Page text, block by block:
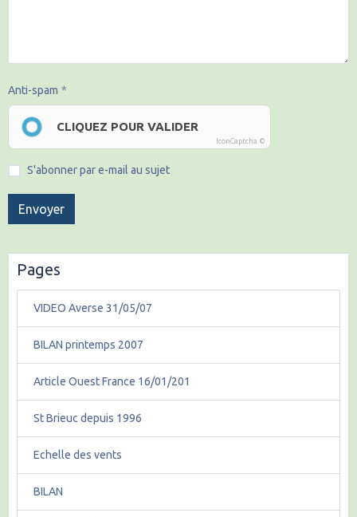
Anti-spam
CLIQUEZ POUR VALIDER
IconCaptcha ©
S'abonner par e-mail au sujet
Envoyer
Pages
VIDEO Averse 31/05/07
BILAN printemps 2007
Article Ouest France 16/01/201
St Brieuc depuis 1996
Echelle des vents
BILAN